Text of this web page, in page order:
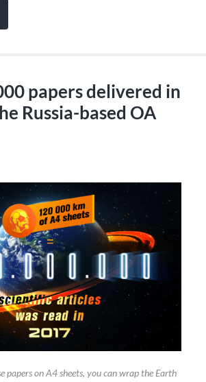
papers delivered in
Russia-based OA
papers on A4 sheets, you can wrap the Earth